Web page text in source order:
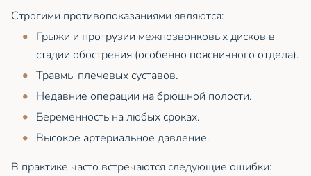
Строгими противопоказаниями являются:
Грыжи и протрузии межпозвонковых дисков в
стадии обострения (особенно поясничного отдела).
Травмы плечевых суставов.
Недавние операции на брюшной полости.
Беременность на любых сроках.
Высокое артериальное давление.
В практике часто встречаются следующие ошибки: